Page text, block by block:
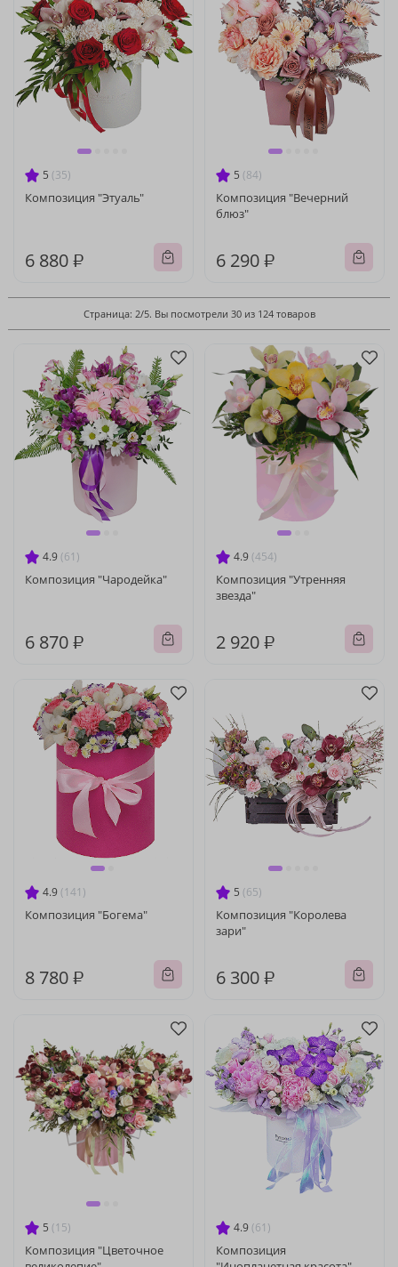
5 (35)
Композиция "Этуаль"
6 880 ₽
5 (84)
Композиция "Вечерний
блюз"
6 290 ₽
Страница: 2/5. Вы посмотрели 30 из 124 товаров
4.9 (61)
Композиция "Чародейка"
6 870 ₽
4.9 (454)
Композиция "Утренняя
звезда"
2 920 ₽
4.9 (141)
Композиция "Богема"
8 780 ₽
5 (65)
Композиция "Королева
зари"
6 300 ₽
5 (15)
Композиция "Цветочное
4.9 (61)
Композиция